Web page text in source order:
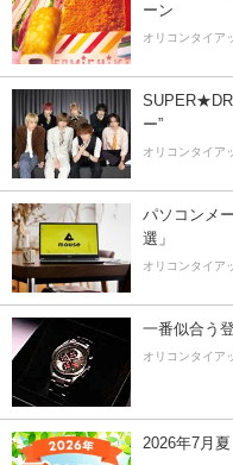
ーン
オリコンタイア
ー”
オリコンタイア
パソコンメ
選」
オリコンタイア
一番似合う
オリコンタイア
2026年7月